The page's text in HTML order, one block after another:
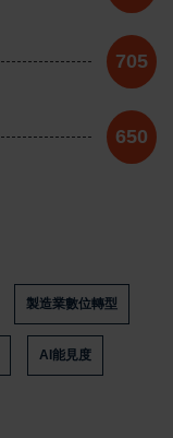
705
650
製造業數位轉型
AI能見度